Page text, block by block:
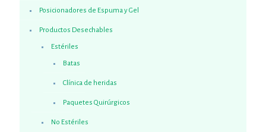
Posicionadores de Espuma y Gel
Productos Desechables
Estériles
Batas
Clínica de heridas
Paquetes Quirúrgicos
No Estériles